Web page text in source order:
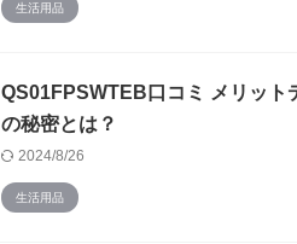
生活用品
QS01FPSWTEB口コミ メリット
の秘密とは？
2024/8/26
生活用品